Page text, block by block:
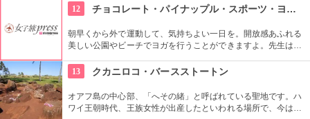
のレンタルでも有名ですよ。
12 チョコレート・パイナップル・スポーツ・ヨガ・スタジオ
朝早くから外で運動して、気持ちよい一日を。開放感あふれる
美しい公園やビーチでヨガを行うことができますよ。先生は日
芝生エリアで無料のヨガレッスンも行っているので、初心者は
コチラもぜひ。
13 クカニロコ・バースストートン
オアフ島の中心部、「へその緒」と呼ばれている聖地です。ハ
ワイ王朝時代、王族女性が出産したといわれる場所で、今は子